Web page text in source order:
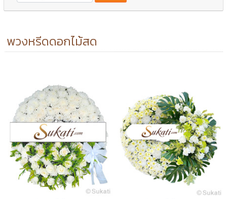
พวงหรีดดอกไม้สด